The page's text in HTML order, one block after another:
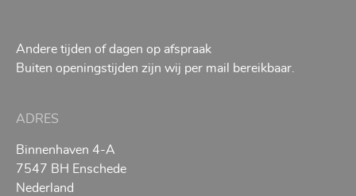
Andere tijden of dagen op afspraak
Buiten openingstijden zijn wij per mail bereikbaar.
ADRES
Binnenhaven 4-A
7547 BH Enschede
Nederland